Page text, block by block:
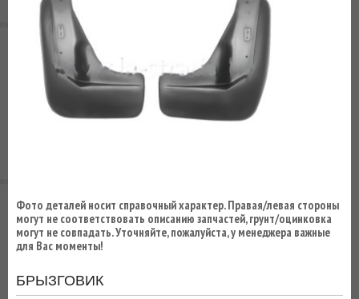
Фото деталей носит справочный характер. Правая/левая стороны
могут не соответствовать описанию запчастей, грунт/оцинковка
могут не совпадать. Уточняйте, пожалуйста, у менеджера важные
для Вас моменты!
БРЫЗГОВИК